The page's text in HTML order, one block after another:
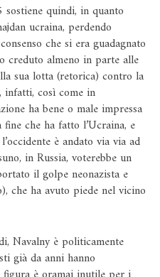
quindi, in quanto
ucraina, perdendo
che si era guadagnato
creduto almeno in parte alle
sua lotta (retorica) contro la
infatti, così come in
ha bene o male impressa
che ha fatto l’Ucraina, e
è andato via via ad
in Russia, voterebbe un
il golpe neonazista e
che ha avuto piede nel vicino
Navalny è politicamente
già da anni hanno